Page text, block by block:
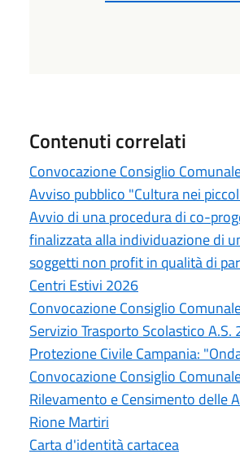
Contenuti correlati
Convocazione Consiglio
Avviso pubblico "Cultura nei
Avvio di una procedura di co-
finalizzata alla individuazione di
soggetti non profit in qualità di
Centri Estivi 2026
Convocazione Consiglio
Servizio Trasporto Scolastico
Protezione Civile Campania:
Convocazione Consiglio
Rilevamento e Censimento delle
Rione Martiri
Carta d'identità cartacea